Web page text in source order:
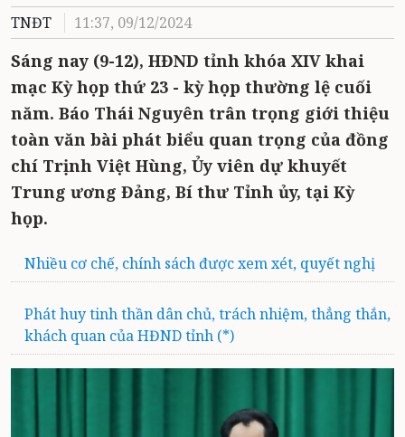
TNĐT 11:37, 09/12/2024
Sáng nay (9-12), HĐND tỉnh khóa XIV khai
mạc Kỳ họp thứ 23 - kỳ họp thường lệ cuối
năm. Báo Thái Nguyên trân trọng giới thiệu
toàn văn bài phát biểu quan trọng của đồng
chí Trịnh Việt Hùng, Ủy viên dự khuyết
Trung ương Đảng, Bí thư Tỉnh ủy, tại Kỳ
họp.
Nhiều cơ chế, chính sách được xem xét, quyết nghị
Phát huy tinh thần dân chủ, trách nhiệm, thẳng thắn,
khách quan của HĐND tỉnh (*)